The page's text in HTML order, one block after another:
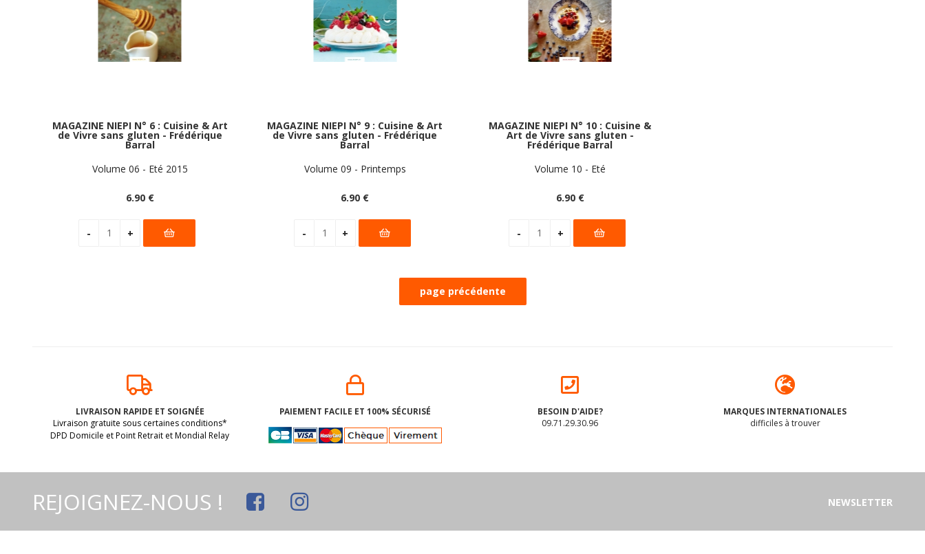
MAGAZINE NIEPI N° 6 : Cuisine & Art
de Vivre sans gluten - Frédérique
Barral
Volume 06 - Eté 2015
6.90 €
MAGAZINE NIEPI N° 9 : Cuisine & Art
de Vivre sans gluten - Frédérique
Barral
Volume 09 - Printemps
6.90 €
MAGAZINE NIEPI N° 10 : Cuisine &
Art de Vivre sans gluten -
Frédérique Barral
Volume 10 - Eté
6.90 €
LIVRAISON RAPIDE ET SOIGNÉE
Livraison gratuite sous certaines conditions*
DPD Domicile et Point Retrait et Mondial Relay
PAIEMENT FACILE ET 100% SÉCURISÉ BESOIN D'AIDE?
09.71.29.30.96
MARQUES INTERNATIONALES
difficiles à trouver
REJOIGNEZ-NOUS ! NEWSLETTER